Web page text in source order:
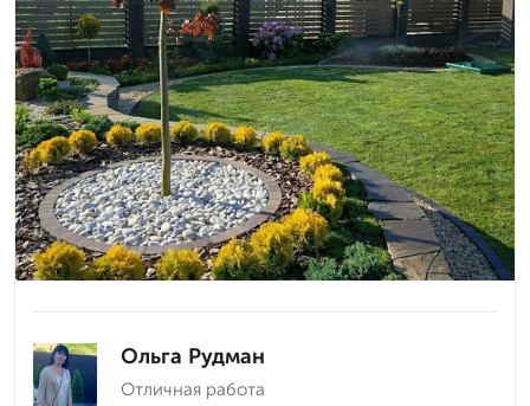
Ольга Рудман
Отличная работа